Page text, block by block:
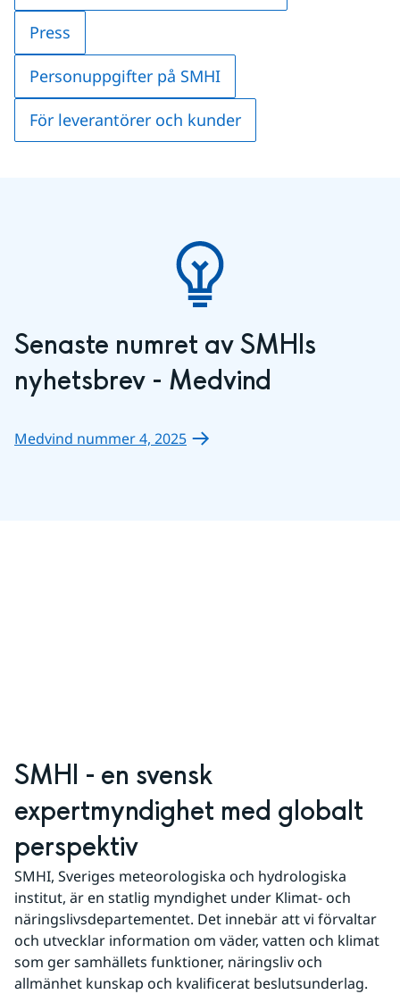
Press
Personuppgifter på SMHI
För leverantörer och kunder
Senaste numret av SMHIs
nyhetsbrev - Medvind
Medvind nummer 4, 2025
SMHI - en svensk
expertmyndighet med globalt
perspektiv
SMHI, Sveriges meteorologiska och hydrologiska
institut, är en statlig myndighet under Klimat- och
näringslivsdepartementet. Det innebär att vi förvaltar
och utvecklar information om väder, vatten och klimat
som ger samhällets funktioner, näringsliv och
allmänhet kunskap och kvalificerat beslutsunderlag.